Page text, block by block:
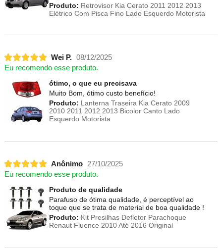
Produto: Retrovisor Kia Cerato 2011 2012 2013
Elétrico Com Pisca Fino Lado Esquerdo Motorista
Wei P. 08/12/2025
Eu recomendo esse produto.
ótimo, o que eu precisava
Muito Bom, ótimo custo benefício!
Produto: Lanterna Traseira Kia Cerato 2009
2010 2011 2012 2013 Bicolor Canto Lado
Esquerdo Motorista
Anônimo
27/10/2025
Eu recomendo esse produto.
Produto de qualidade
Parafuso de ótima qualidade, é perceptível ao
toque que se trata de material de boa qualidade !
Produto: Kit Presilhas Defletor Parachoque
Renaut Fluence 2010 Até 2016 Original